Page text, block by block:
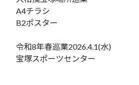
A4チラシ
B2ポスター
令和8年春巡業2026.4.1(水)
宝塚スポーツセンター